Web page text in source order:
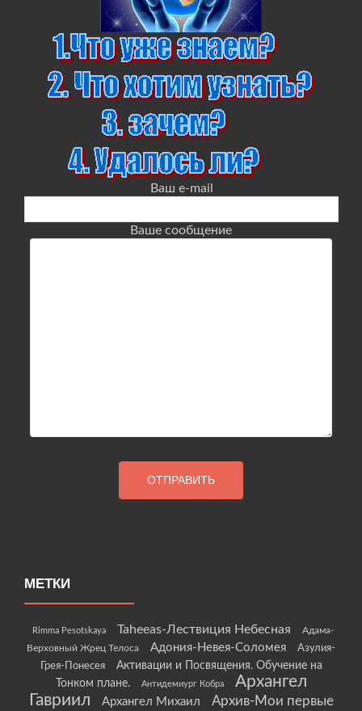
Ваш e-mail
Ваше сообщение
МЕТКИ
Rimma Pesotskaya Taheeas-Лествиция Небесная
Адама-
Верховный Жрец Телоса
Адония-Невея-Соломея
Азулия-
Грея-Понесея
Активации и Посвящения. Обучение на
Тонком плане.
Антидемиург Кобра
Архангел
Гавриил
Архангел Михаил
Архив-Мои первые